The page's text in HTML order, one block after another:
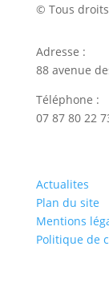
© Tous
Adresse :
88 avenue
Téléphone :
07 87 80 22
Actualites
Plan du site
Mentions
Politique de